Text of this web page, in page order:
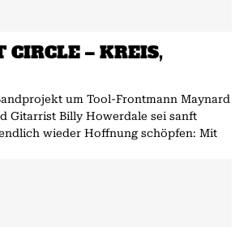
CIRCLE – KREIS,
um Tool-Frontmann Maynard
Gitarrist Billy Howerdale sei sanft
wieder Hoffnung schöpfen: Mit